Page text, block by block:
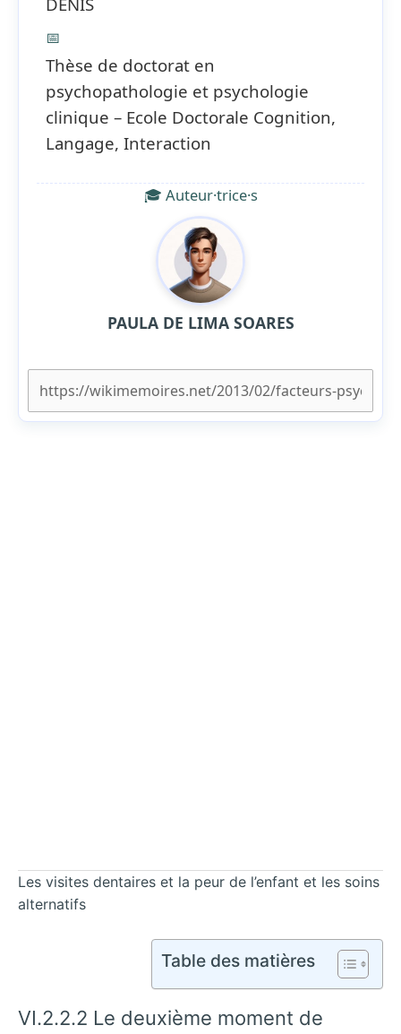
📅
Thèse de doctorat en
psychopathologie et psychologie
clinique – Ecole Doctorale Cognition,
Langage, Interaction
🎓 Auteur·trice·s
PAULA DE LIMA SOARES
Les visites dentaires et la peur de l’enfant et les soins
alternatifs
Table des matières
VI.2.2.2 Le deuxième moment de